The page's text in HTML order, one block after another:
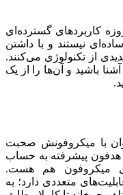
کاربردهای گسترده‌ای
نیستند و با داشتن
از تکنولوژی می‌کنند.
آشنا باشید و آن‌ها را از یک
با میکروفونش صحبت
پیشرفته به حساب
میکروفون هم هست.
متعددی دارد؛ به